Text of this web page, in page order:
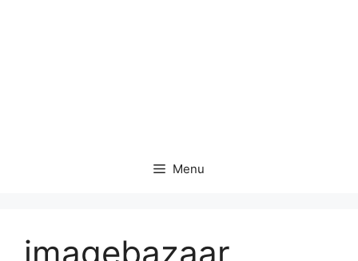
Menu
imagebazaar